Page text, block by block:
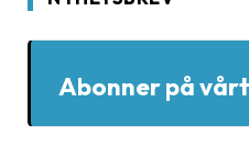
Abonner på